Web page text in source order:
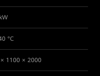
°C
1100 × 2000